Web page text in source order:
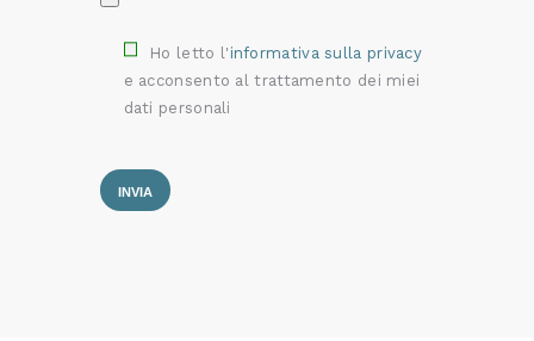
Ho letto l' informativa sulla privacy
e acconsento al trattamento dei miei
dati personali